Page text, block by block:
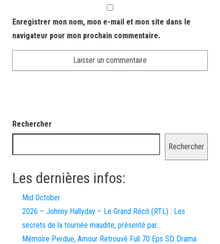
Enregistrer mon nom, mon e-mail et mon site dans le
navigateur pour mon prochain commentaire.
Rechercher
Rechercher
Les dernières infos:
Mid October
2026 – Johnny Hallyday – Le Grand Récit (RTL) : Les
secrets de la tournée maudite, présenté par…
Mémoire Perdue, Amour Retrouvé Full 70 Eps SD Drama